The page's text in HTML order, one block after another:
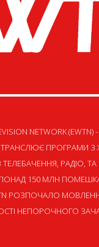
NETWORK
ТРАНСЛЮЄ ПРОГРАМИ З
РАДІО, ТА
150 МЛН
РОЗПОЧАЛО
НЕПОРОЧНОГО